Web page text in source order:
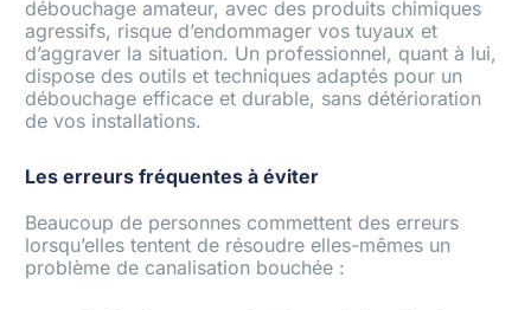
débouchage amateur, avec des produits chimiques
agressifs, risque d’endommager vos tuyaux et
d’aggraver la situation. Un professionnel, quant à lui,
dispose des outils et techniques adaptés pour un
débouchage efficace et durable, sans détérioration
de vos installations.
Les erreurs fréquentes à éviter
Beaucoup de personnes commettent des erreurs
lorsqu’elles tentent de résoudre elles-mêmes un
problème de canalisation bouchée :